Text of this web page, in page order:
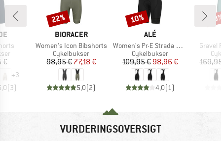
€
+3
(3)
MÆRKE
BIORACER
Artikel
Women's Icon Bibshorts
Produktgruppe
Cykelbukser
Pris
98,95 €Nedsat pris
77,18 €
5,0(2)
Rabat
22%
MÆRKE
ALÉ
Artikel
Women's Pr-E Strada 2.0 Bibshorts
Produktgruppe
Cykelbukser
Pris
109,95 €Nedsat pris
98,96 €
4,0(1)
Rabat
10%
Artikel
Gravel
VURDERINGSOVERSIGT